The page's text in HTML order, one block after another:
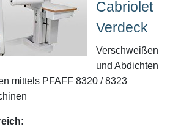
Cabriolet
Verdeck
Verschweißen
und Abdichten
mittels PFAFF 8320 / 8323